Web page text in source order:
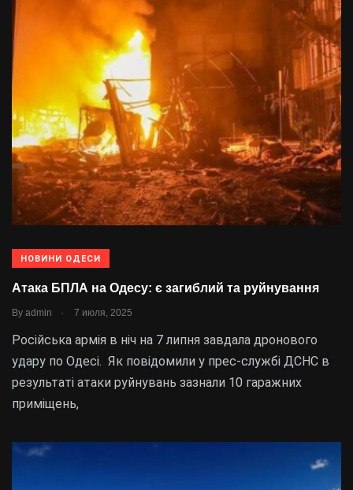
НОВИНИ ОДЕСИ
Атака БПЛА на Одесу: є загиблий та руйнування
By admin . 7 июля, 2025
Російська армія в ніч на 7 липня завдала дронового
удару по Одесі. Як повідомили у прес-службі ДСНС в
результаті атаки руйнувань зазнали 10 гаражних
приміщень,